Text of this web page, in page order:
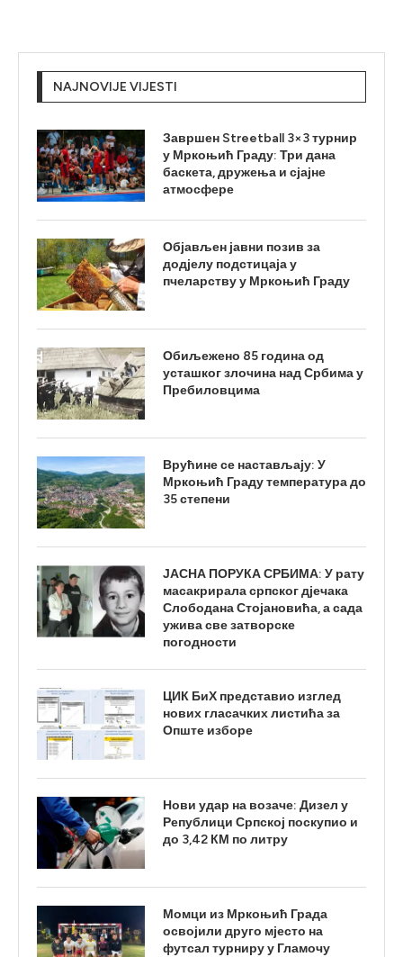
NAJNOVIJE VIJESTI
Завршен Streetball 3×3 турнир
у Мркоњић Граду: Три дана
баскета, дружења и сјајне
атмосфере
Објављен јавни позив за
додјелу подстицаја у
пчеларству у Мркоњић Граду
Обиљежено 85 година од
усташког злочина над Србима у
Пребиловцима
Врућине се настављају: У
Мркоњић Граду температура до
35 степени
ЈАСНА ПОРУКА СРБИМА: У рату
масакрирала српског дјечака
Слободана Стојановића, а сада
ужива све затворске
погодности
ЦИК БиХ представио изглед
нових гласачких листића за
Опште изборе
Нови удар на возаче: Дизел у
Републици Српској поскупио и
до 3,42 КМ по литру
Момци из Мркоњић Града
освојили друго мјесто на
футсал турниру у Гламочу